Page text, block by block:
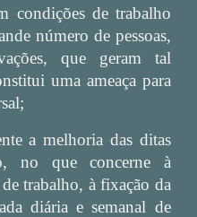
condições de trabalho
número de pessoas,
que geram tal
uma ameaça para
a melhoria das ditas
no que concerne à
trabalho, à fixação da
diária e semanal de